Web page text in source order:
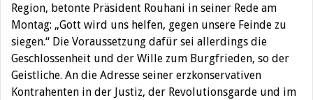
Region, betonte Präsident Rouhani in seiner Rede am
Montag: „Gott wird uns helfen, gegen unsere Feinde zu
siegen.“ Die Voraussetzung dafür sei allerdings die
Geschlossenheit und der Wille zum Burgfrieden, so der
Geistliche. An die Adresse seiner erzkonservativen
Kontrahenten in der Justiz, der Revolutionsgarde und im